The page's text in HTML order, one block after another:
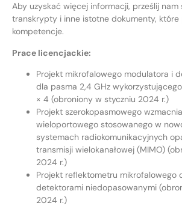
Aby uzyskać więcej informacji, prześlij nam
transkrypty i inne istotne dokumenty, które
kompetencje.
Prace licencjackie:
Projekt mikrofalowego modulatora i
dla pasma 2,4 GHz
× 4 (obroniony w styczniu 2024 r.)
Projekt szerokopasmowego
wieloportowego stosowanego w
systemach radiokomunikacyjnych
transmisji wielokanałowej (MIMO)
2024 r.)
Projekt reflektometru mikrofalowego
detektorami niedopasowanymi
2024 r.)